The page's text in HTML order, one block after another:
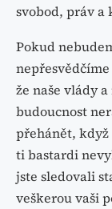
svobod, práv a
Pokud
že naše vlády
budoucnost
přehánět, když
ti bastardi
jste sledovali
veškerou vaši